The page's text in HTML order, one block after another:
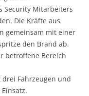
Security Mitarbeiters
Die Kräfte aus
gemeinsam mit einer
den Brand ab.
betroffene Bereich
Fahrzeugen und